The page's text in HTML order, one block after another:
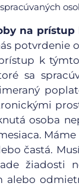
na
potvrdenie
k
sa
osoba
častá.
žiadosti
alebo